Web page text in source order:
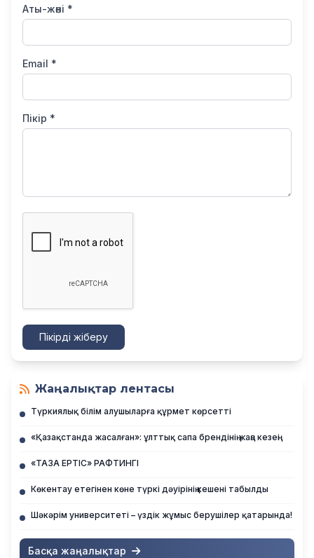
Аты-жөні *
Email *
Пікір *
Пікірді жіберу
Жаңалықтар лентасы
Түркиялық білім алушыларға құрмет көрсетті
«Қазақстанда жасалған»: ұлттық сапа брендінің жаңа кезеңі
«ТАЗА ЕРТІС» РАФТИНГІ
Көкентау етегінен көне түркі дәуірінің кешені табылды
Шәкәрім университеті – үздік жұмыс берушілер қатарында!
Басқа жаңалықтар